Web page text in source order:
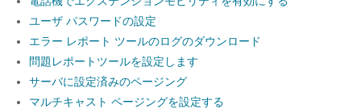
ユーザ パスワードの設定
エラー レポート ツールのログのダウンロード
問題レポートツールを設定します
サーバに設定済みのページング
マルチキャスト ページングを設定する